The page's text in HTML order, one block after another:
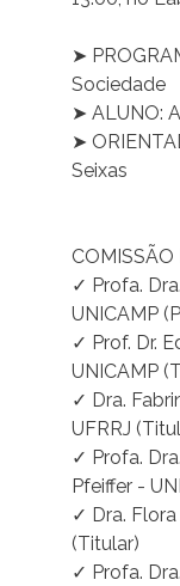
➤
Sociedade
➤ ALUNO:
➤
Seixas
✓ Profa.
UNICAMP
✓ Prof. Dr.
UNICAMP
✓ Dra.
UFRRJ
✓ Profa.
Pfeiffer -
✓ Dra.
(Titular)
✓ Profa.